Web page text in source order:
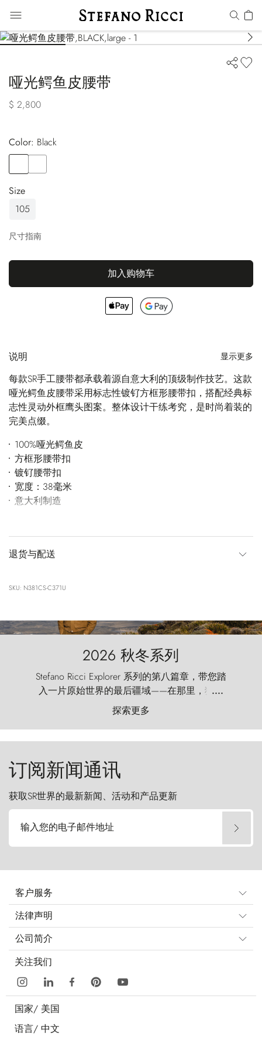
哑光鳄鱼皮腰带
$ 2,800
Color:
black
Size
105
尺寸指南
加入购物车
说明 显示更多
每款SR手工腰带都承载着源自意大利的顶级制作技艺。这款
哑光鳄鱼皮腰带采用标志性镀钌方框形腰带扣，搭配经典标
志性灵动外框鹰头图案。整体设计干练考究，是时尚着装的
完美点缀。
100%哑光鳄鱼皮
方框形腰带扣
镀钌腰带扣
宽度：38毫米
意大利制造
退货与配送
SKU: N381CS-C371U
2026 秋冬系列
Stefano Ricci Explorer 系列的第八篇章，带您踏
入一片原始世界的最后疆域——在那里，狂风
以远古的怒号雕琢着自然，而百内塔（Torres
del Paine）则宛如石砌的哨兵，傲然向苍穹发
起挑战。
....
探索更多
订阅新闻通讯
获取SR世界的最新新闻、活动和产品更新
输入您的电子邮件地址
客户服务
法律声明
公司简介
关注我们
国家/ 美国
语言/ 中文